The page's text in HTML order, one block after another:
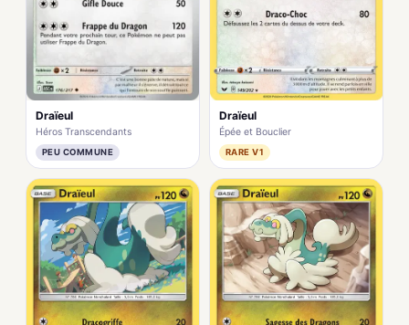
Draïeul
Héros Transcendants
PEU COMMUNE
Draïeul
Épée et Bouclier
RARE V1